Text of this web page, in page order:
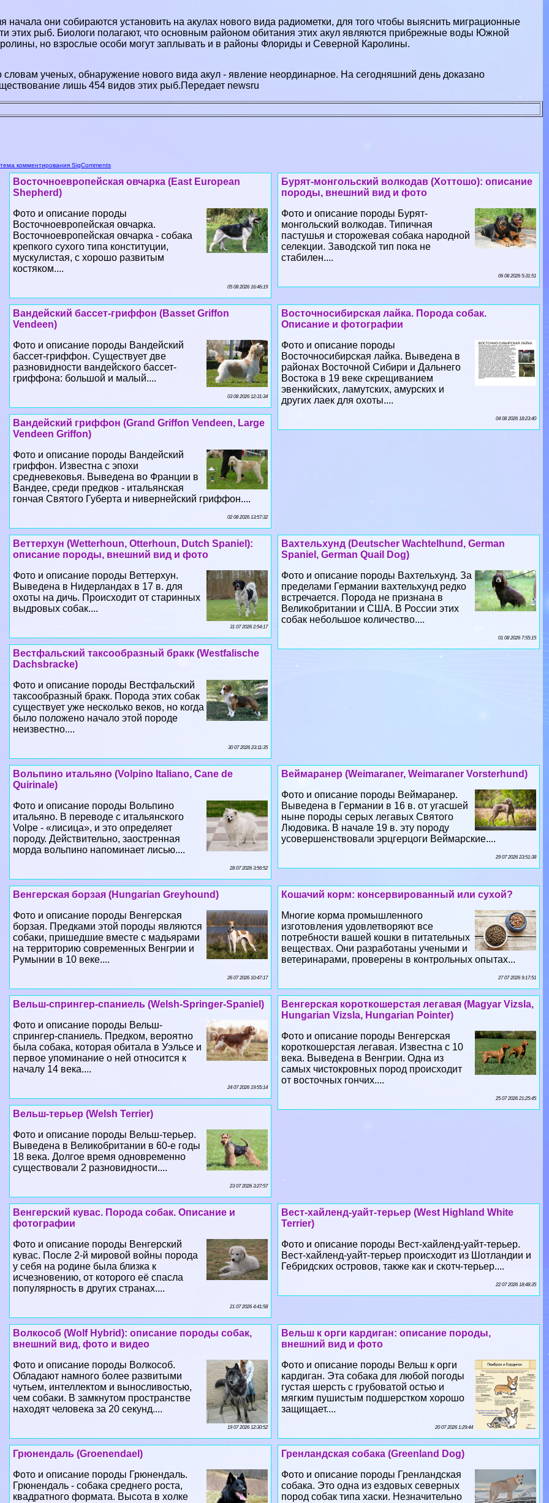
начала они собираются установить на акулах нового вида радиометки, для того чтобы выяснить миграционные
этих рыб. Биологи полагают, что основным районом обитания этих акул являются прибрежные воды Южной
но взрослые особи могут заплывать и в районы Флориды и Северной Каролины.
словам ученых, обнаружение нового вида акул - явление неординарное. На сегодняшний день доказано
лишь 454 видов этих рыб.Передает newsru
комментирования SigComments
Бурят-монгольский волкодав (Хоттошо): описание
породы, внешний вид и фото
Фото и описание породы Бурят-
монгольский волкодав. Типичная
пастушья и сторожевая собака народной
селекции. Заводской тип пока не
стабилен....
06 08 2026 5:31:51
Восточноевропейская овчарка (East European
Shepherd)
Фото и описание породы
Восточноевропейская овчарка.
Восточноевропейская овчарка - собака
крепкого сухого типа конституции,
мускулистая, с хорошо развитым
костяком....
05 08 2026 16:46:19
Восточносибирская лайка. Порода собак.
Описание и фотографии
Фото и описание породы
Восточносибирская лайка. Выведена в
районах Восточной Сибири и Дальнего
Востока в 19 веке скрещиванием
эвенкийских, ламутских, амурских и
других лаек для охоты....
04 08 2026 18:23:40
Вандейский бассет-гриффон (Basset Griffon
Vendeen)
Фото и описание породы Вандейский
бассет-гриффон. Существует две
разновидности вандейского бассет-
гриффона: большой и малый....
03 08 2026 12:31:34
Вандейский гриффон (Grand Griffon Vendeen, Large
Vendeen Griffon)
Фото и описание породы Вандейский
гриффон. Известна с эпохи
средневековья. Выведена во Франции в
Вандее, среди предков - итальянская
гончая Святого Губерта и нивернейский гриффон....
02 08 2026 13:57:32
Вахтельхунд (Deutscher Wachtelhund, German
Spaniel, German Quail Dog)
Фото и описание породы Вахтельхунд. За
пределами Германии вахтельхунд редко
встречается. Порода не признана в
Великобритании и США. В России этих
собак небольшое количество....
01 08 2026 7:55:15
Веттерхун (Wetterhoun, Otterhoun, Dutch Spaniel):
описание породы, внешний вид и фото
Фото и описание породы Веттерхун.
Выведена в Нидерландах в 17 в. для
охоты на дичь. Происходит от старинных
выдровых собак....
31 07 2026 2:54:17
Вестфальский таксообразный бpaкк (Westfalische
Dachsbracke)
Фото и описание породы Вестфальский
таксообразный бpaкк. Порода этих собак
существует уже несколько веков, но когда
было положено начало этой породе
неизвестно....
30 07 2026 23:11:35
Веймаранер (Weimaraner, Weimaraner Vorsterhund)
Фото и описание породы Веймаранер.
Выведена в Германии в 16 в. от угасшей
ныне породы серых легавых Святого
Людовика. В начале 19 в. эту породу
усовершенствовали эрцгерцоги Веймарские....
29 07 2026 23:51:38
Вольпино итальяно (Volpino Italiano, Cane de
Quirinale)
Фото и описание породы Вольпино
итальяно. В переводе с итальянского
Volpe - «лисица», и это определяет
породу. Действительно, заостренная
морда вольпино напоминает лисью....
28 07 2026 3:56:52
Кошачий корм: консервированный или сухой?
Многие корма промышленного
изготовления удовлетворяют все
потребности вашей кошки в питательных
веществах. Они разработаны учеными и
ветеринарами, проверены в контрольных опытах...
27 07 2026 9:17:51
Венгерская борзая (Hungarian Greyhound)
Фото и описание породы Венгерская
борзая. Предками этой породы являются
собаки, пришедшие вместе с мадьярами
на территорию современных Венгрии и
Румынии в 10 веке....
26 07 2026 10:47:17
Венгерская короткошерстая легавая (Magyar Vizsla,
Hungarian Vizsla, Hungarian Pointer)
Фото и описание породы Венгерская
короткошерстая легавая. Известна с 10
века. Выведена в Венгрии. Одна из
самых чистокровных пород происходит
от восточных гончих....
25 07 2026 21:25:45
Вельш-спрингер-спаниель (Welsh-Springer-Spaniel)
Фото и описание породы Вельш-
спрингер-спаниель. Предком, вероятно
была собака, которая обитала в Уэльсе и
первое упоминание о ней относится к
началу 14 века....
24 07 2026 19:55:14
Вельш-терьер (Welsh Terrier)
Фото и описание породы Вельш-терьер.
Выведена в Великобритании в 60-е годы
18 века. Долгое время одновременно
существовали 2 разновидности....
23 07 2026 3:27:57
Вест-хайленд-уайт-терьер (West Highland White
Terrier)
Фото и описание породы Вест-хайленд-уайт-терьер.
Вест-хайленд-уайт-терьер происходит из Шотландии и
Гебридских островов, также как и скотч-терьер....
22 07 2026 18:48:35
Венгерский кувас. Порода собак. Описание и
фотографии
Фото и описание породы Венгерский
кувас. После 2-й мировой войны порода
у себя на родине была близка к
исчезновению, от которого её спасла
популярность в других странах....
21 07 2026 4:41:58
Вельш к opги кардиган: описание породы,
внешний вид и фото
Фото и описание породы Вельш к opги
кардиган. Эта собака для любой погоды
густая шерсть с грубоватой остью и
мягким пушистым подшерстком хорошо
защищает....
20 07 2026 1:29:44
Волкособ (Wolf Hybrid): описание породы собак,
внешний вид, фото и видео
Фото и описание породы Волкособ.
Обладают намного более развитыми
чутьем, интеллектом и выносливостью,
чем собаки. В замкнутом прострaнcтве
находят человека за 20 секунд....
19 07 2026 12:30:52
Гренландская собака (Greenland Dog)
Фото и описание породы Гренландская
собака. Это одна из ездовых северных
пород собак типа хаски. Незначительно
Грюнендаль (Groenendael)
Фото и описание породы Грюнендаль.
Грюнендаль - собака среднего роста,
квадратного формата. Высота в холке